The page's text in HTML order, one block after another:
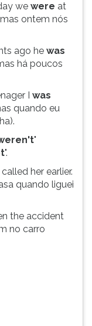
we were at
ontem nós
ago he was
há poucos
I was
quando eu
"
".
her earlier.
quando liguei
the accident
no carro